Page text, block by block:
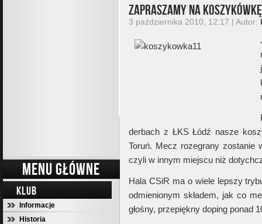
MENU GŁÓWNE
KLUB
Informacje
Historia
Zapraszamy na
3 października 2010, 12:17 | Autor:
derbach z ŁKS Łódź nasze
Toruń. Mecz rozegrany zostanie
czyli w innym miejscu niż
Hala CSiR ma o wiele lepszy
odmienionym składem, jak co
głośny, przepiękny doping ponad